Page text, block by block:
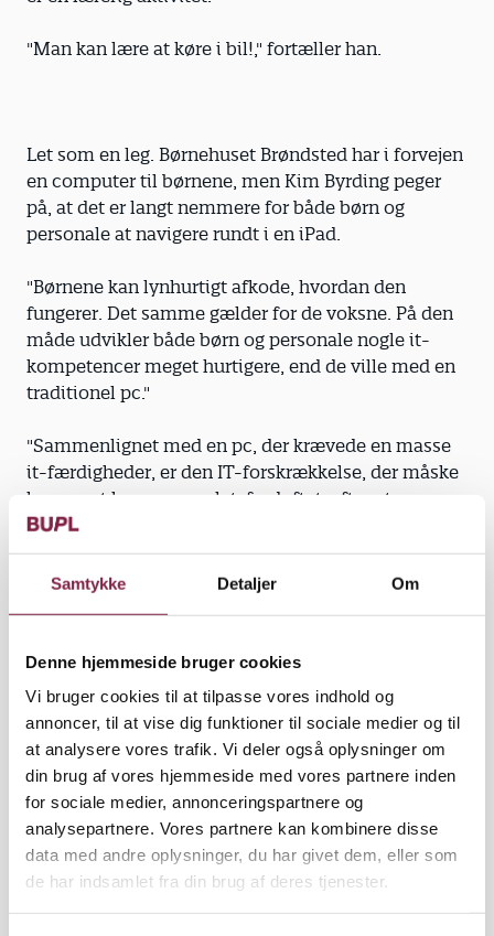
Samtykke Detaljer Om
Denne hjemmeside bruger cookies
Vi bruger cookies til at tilpasse vores indhold og
annoncer, til at vise dig funktioner til sociale medier og til
at analysere vores trafik. Vi deler også oplysninger om
din brug af vores hjemmeside med vores partnere inden
for sociale medier, annonceringspartnere og
analysepartnere. Vores partnere kan kombinere disse
data med andre oplysninger, du har givet dem, eller som
de har indsamlet fra din brug af deres tjenester.
"Man kan lære at køre i bil!," fortæller han.
Let som en leg. Børnehuset Brøndsted har i forvejen
en computer til børnene, men Kim Byrding peger
på, at det er langt nemmere for både børn og
personale at navigere rundt i en iPad.
"Børnene kan lynhurtigt afkode, hvordan den
fungerer. Det samme gælder for de voksne. På den
måde udvikler både børn og personale nogle it-
kompetencer meget hurtigere, end de ville med en
traditionel pc."
"Sammenlignet med en pc, der krævede en masse
it-færdigheder, er den IT-forskrækkelse, der måske
har været hos personalet, forduftet, efter at
pædagogerne har opdaget, hvor nemt det er at
bruge en iPad," forklarer Kim Byrding, der kun har
givet personalet en kort introduktion til de digitale
Ifølge Anja Knudsen er nogle af børnene allerede
styresystem.
"Flere af forældrene har en iPad, som børnene har
været i kontakt med. Men andre har aldrig prøvet
det før. De hamrer lidt hårdt i skærmen til at starte
med," siger hun.
"Men børnene er gode til at hjælpe hinanden og